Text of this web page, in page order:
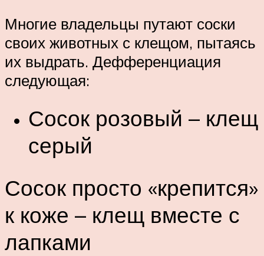
Многие владельцы путают соски
своих животных с клещом, пытаясь
их выдрать. Дефференциация
следующая:
Сосок розовый – клещ
серый
Сосок просто «крепится»
к коже – клещ вместе с
лапками